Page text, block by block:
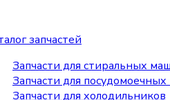
запчастей
Запчасти для стиральных
Запчасти для
Запчасти для холодильников